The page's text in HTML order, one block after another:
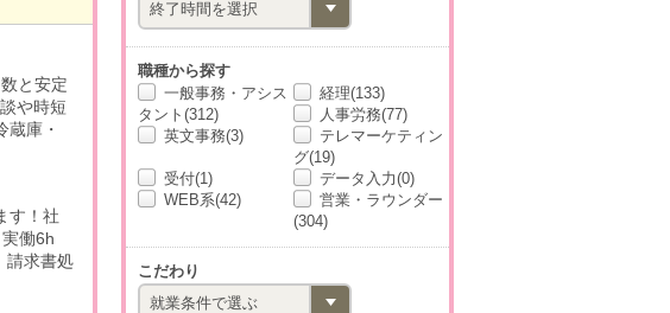
と安定
や時短
蔵庫・
す！社
働6h
請求書処
職種から探す
一般事務・アシス
タント(312)
経理(133)
人事労務(77)
英文事務(3)
テレマーケティン
グ(19)
受付(1)
データ入力(0)
WEB系(42)
営業・ラウンダー
(304)
こだわり